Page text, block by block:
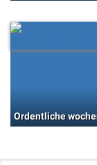
Ordentliche